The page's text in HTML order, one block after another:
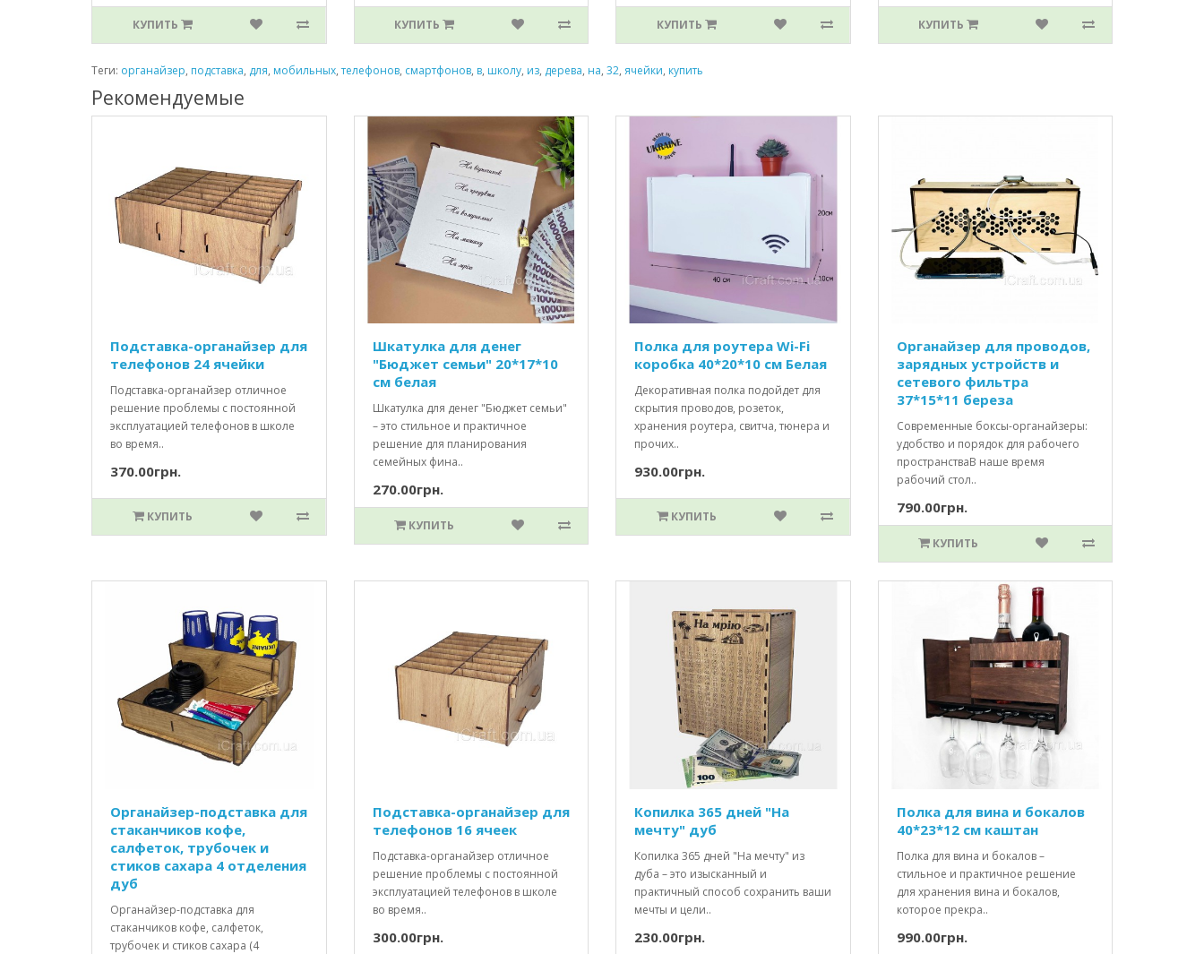
КУПИТЬ КУПИТЬ КУПИТЬ КУПИТЬ
Теги: органайзер, подставка, для, мобильных,телефонов, смартфонов, в, школу, из, дерева, на, 32, ячейки, купить
Рекомендуемые
Подставка-органайзер для
телефонов 24 ячейки
Подставка-органайзер отличное
решение проблемы с постоянной
эксплуатацией телефонов в школе
во время..
370.00грн.
КУПИТЬ
Шкатулка для денег
"Бюджет семьи" 20*17*10
см белая
Шкатулка для денег "Бюджет семьи"
– это стильное и практичное
решение для планирования
семейных фина..
270.00грн.
КУПИТЬ
Полка для роутера Wi-Fi
коробка 40*20*10 см Белая
Декоративная полка подойдет для
скрытия проводов, розеток,
хранения роутера, свитча, тюнера и
прочих..
930.00грн.
КУПИТЬ
Органайзер для проводов,
зарядных устройств и
сетевого фильтра
37*15*11 береза
Современные боксы-органайзеры:
удобство и порядок для рабочего
пространстваВ наше время
рабочий стол..
790.00грн.
КУПИТЬ
Органайзер-подставка для
стаканчиков кофе,
салфеток, трубочек и
стиков сахара 4 отделения
дуб
Органайзер-подставка для
стаканчиков кофе, салфеток,
трубочек и стиков сахара (4
Подставка-органайзер для
телефонов 16 ячеек
Подставка-органайзер отличное
решение проблемы с постоянной
эксплуатацией телефонов в школе
во время..
300.00грн.
Копилка 365 дней "На
мечту" дуб
Копилка 365 дней "На мечту" из
дуба – это изысканный и
практичный способ сохранить ваши
мечты и цели..
230.00грн.
Полка для вина и бокалов
40*23*12 см каштан
Полка для вина и бокалов –
стильное и практичное решение
для хранения вина и бокалов,
которое прекра..
990.00грн.